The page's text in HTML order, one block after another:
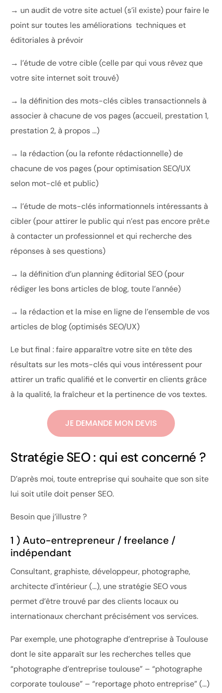
→ un audit de votre site actuel (s’il existe) pour faire le
point sur toutes les améliorations techniques et
éditoriales à prévoir
→ l’étude de votre cible (celle par qui vous rêvez que
votre site internet soit trouvé)
→ la définition des mots-clés cibles transactionnels à
associer à chacune de vos pages (accueil, prestation 1,
prestation 2, à propos …)
→ la rédaction (ou la refonte rédactionnelle) de
chacune de vos pages (pour optimisation SEO/UX
selon mot-clé et public)
→ l’étude de mots-clés informationnels intéressants à
cibler (pour attirer le public qui n’est pas encore prêt.e
à contacter un professionnel et qui recherche des
réponses à ses questions)
→ la définition d’un planning éditorial SEO (pour
rédiger les bons articles de blog, toute l’année)
→ la rédaction et la mise en ligne de l’ensemble de vos
articles de blog (optimisés SEO/UX)
Le but final : faire apparaître votre site en tête des
résultats sur les mots-clés qui vous intéressent pour
attirer un trafic qualifié et le convertir en clients grâce
à la qualité, la fraîcheur et la pertinence de vos textes.
JE DEMANDE MON DEVIS
Stratégie SEO : qui est concerné ?
D’après moi, toute entreprise qui souhaite que son site
lui soit utile doit penser SEO.
Besoin que j’illustre ?
1 ) Auto-entrepreneur / freelance /
indépendant
Consultant, graphiste, développeur, photographe,
architecte d’intérieur (…), une stratégie SEO vous
permet d’être trouvé par des clients locaux ou
internationaux cherchant précisément vos services.
Par exemple, une photographe d’entreprise à Toulouse
dont le site apparaît sur les recherches telles que
“photographe d’entreprise toulouse” – “photographe
corporate toulouse” – “reportage photo entreprise” (…)